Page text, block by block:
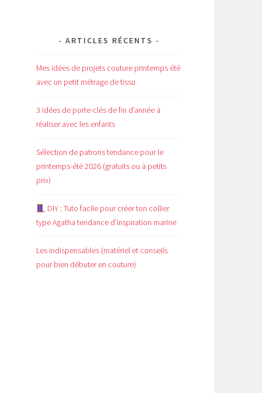
ARTICLES RÉCENTS
Mes idées de projets couture printemps été
avec un petit métrage de tissu
3 idées de porte-clés de fin d’année à
réaliser avec les enfants
Sélection de patrons tendance pour le
printemps-été 2026 (gratuits ou à petits
prix)
DIY : Tuto facile pour créer ton collier
type Agatha tendance d’inspiration marine
Les indispensables (matériel et conseils
pour bien débuter en couture)